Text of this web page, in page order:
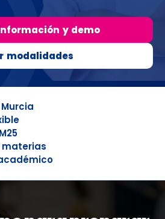
y demo
modalidades
materias